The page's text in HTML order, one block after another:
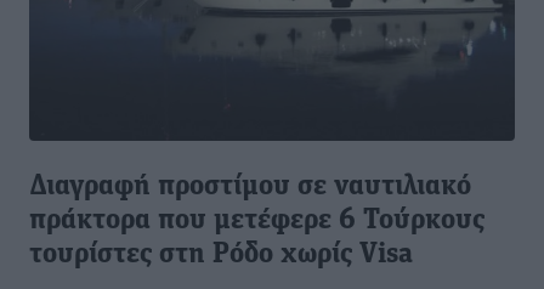
Διαγραφή προστίμου σε ναυτιλιακό
πράκτορα που μετέφερε 6 Τούρκους
τουρίστες στη Ρόδο χωρίς Visa